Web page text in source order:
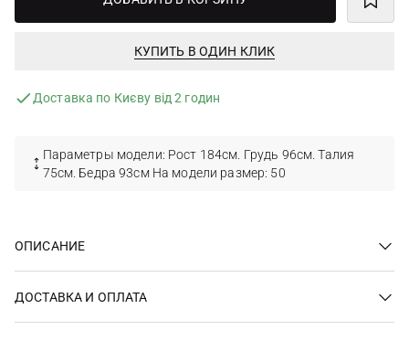
КУПИТЬ В ОДИН КЛИК
Доставка по Києву від 2 годин
Параметры модели: Рост 184см. Грудь 96см. Талия
75см. Бедра 93см На модели размер: 50
ОПИСАНИЕ
ДОСТАВКА И ОПЛАТА